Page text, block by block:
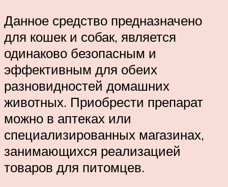
Данное средство предназначено
для кошек и собак, является
одинаково безопасным и
эффективным для обеих
разновидностей домашних
животных. Приобрести препарат
можно в аптеках или
специализированных магазинах,
занимающихся реализацией
товаров для питомцев.